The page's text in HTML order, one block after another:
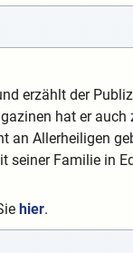
erzählt der
hat er auch
an Allerheiligen
seiner Familie in
hier.